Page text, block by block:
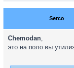
Serco
Chemodan,
это на поло вы